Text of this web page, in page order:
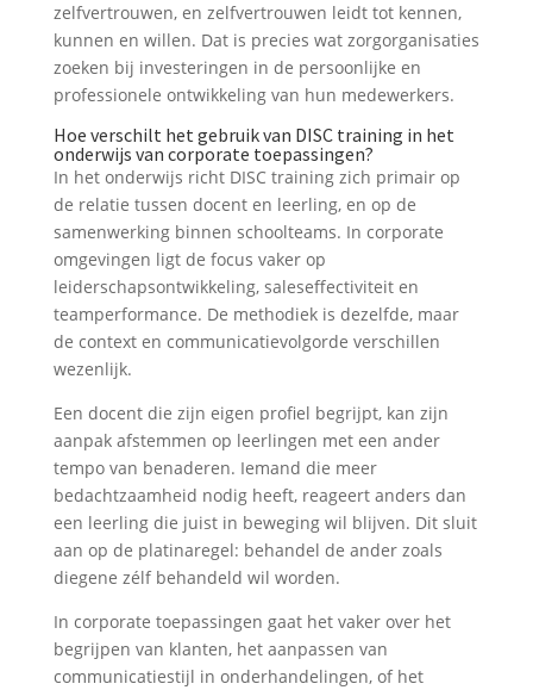
zelfvertrouwen, en zelfvertrouwen leidt tot kennen,
kunnen en willen. Dat is precies wat zorgorganisaties
zoeken bij investeringen in de persoonlijke en
professionele ontwikkeling van hun medewerkers.
Hoe verschilt het gebruik van DISC training in het
onderwijs van corporate toepassingen?
In het onderwijs richt DISC training zich primair op
de relatie tussen docent en leerling, en op de
samenwerking binnen schoolteams. In corporate
omgevingen ligt de focus vaker op
leiderschapsontwikkeling, saleseffectiviteit en
teamperformance. De methodiek is dezelfde, maar
de context en communicatievolgorde verschillen
wezenlijk.
Een docent die zijn eigen profiel begrijpt, kan zijn
aanpak afstemmen op leerlingen met een ander
tempo van benaderen. Iemand die meer
bedachtzaamheid nodig heeft, reageert anders dan
een leerling die juist in beweging wil blijven. Dit sluit
aan op de platinaregel: behandel de ander zoals
diegene zélf behandeld wil worden.
In corporate toepassingen gaat het vaker over het
begrijpen van klanten, het aanpassen van
communicatiestijl in onderhandelingen, of het